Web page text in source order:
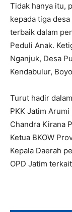
Tidak hanya itu,
kepada tiga
terbaik dalam
Peduli Anak.
Nganjuk, Desa
Kendabulur,
Turut hadir
PKK Jatim
Chandra Kirana
Ketua BKOW
Kepala Daerah
OPD Jatim